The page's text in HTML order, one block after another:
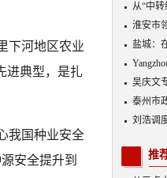
下河地区农业
进典型，是扎
我国种业安全
安全提升到
从“中
优出海
淮安市
盐城：
吴庆文
泰州市
刘浩调
推